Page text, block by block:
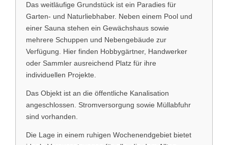
Das weitläufige Grundstück ist ein Paradies für
Garten- und Naturliebhaber. Neben einem Pool und
einer Sauna stehen ein Gewächshaus sowie
mehrere Schuppen und Nebengebäude zur
Verfügung. Hier finden Hobbygärtner, Handwerker
oder Sammler ausreichend Platz für ihre
individuellen Projekte.
Das Objekt ist an die öffentliche Kanalisation
angeschlossen. Stromversorgung sowie Müllabfuhr
sind vorhanden.
Die Lage in einem ruhigen Wochenendgebiet bietet